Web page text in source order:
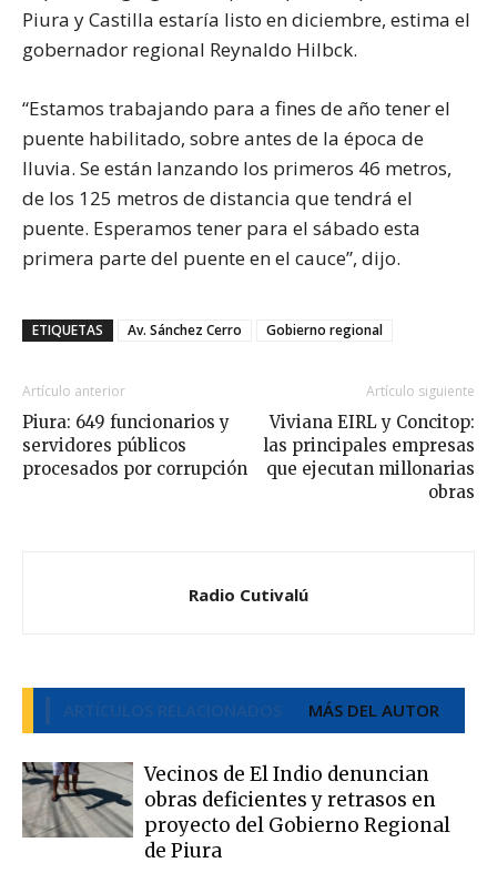
Piura y Castilla estaría listo en diciembre, estima el
gobernador regional Reynaldo Hilbck.
“Estamos trabajando para a fines de año tener el
puente habilitado, sobre antes de la época de
lluvia. Se están lanzando los primeros 46 metros,
de los 125 metros de distancia que tendrá el
puente. Esperamos tener para el sábado esta
primera parte del puente en el cauce”, dijo.
ETIQUETAS Av. Sánchez Cerro Gobierno regional
Artículo anterior
Piura: 649 funcionarios y
servidores públicos
procesados por corrupción
Artículo siguiente
Viviana EIRL y Concitop:
las principales empresas
que ejecutan millonarias
obras
Radio Cutivalú
ARTÍCULOS RELACIONADOS MÁS DEL AUTOR
Vecinos de El Indio denuncian
obras deficientes y retrasos en
proyecto del Gobierno Regional
de Piura